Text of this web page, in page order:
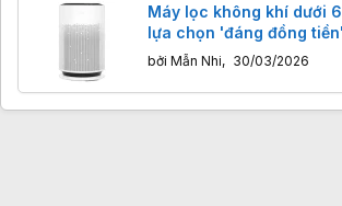
Máy lọc không khí dưới
lựa chọn 'đáng đồng
chốt ngay
bởi Mẫn Nhi, 30/03/2026